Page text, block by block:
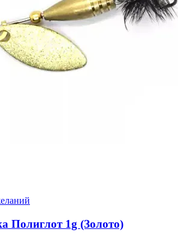
Полиглот 1g (Золото)